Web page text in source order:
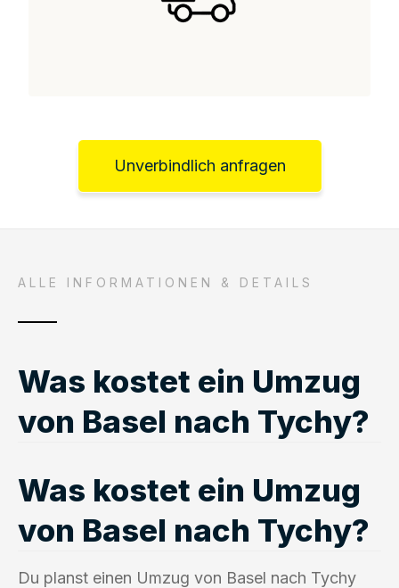
Unverbindlich anfragen
ALLE INFORMATIONEN & DETAILS
Was kostet ein Umzug
von Basel nach Tychy?
Was kostet ein Umzug
von Basel nach Tychy?
Du planst einen Umzug von Basel nach Tychy